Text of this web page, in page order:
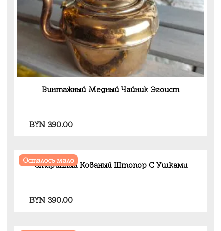
Винтажный Медный Чайник Эгоист
BYN390.00
Осталось мало
Старинный Кованый Штопор С Ушками
BYN390.00